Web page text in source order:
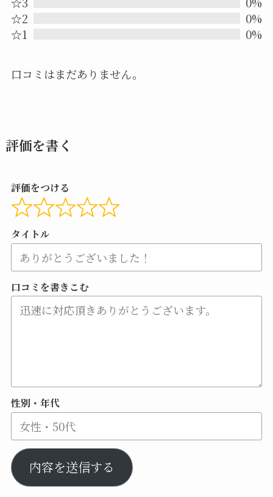
☆2
0%
☆1
0%
口コミはまだありません。
評価を書く
評価をつける
タイトル
口コミを書きこむ
性別・年代
内容を送信する